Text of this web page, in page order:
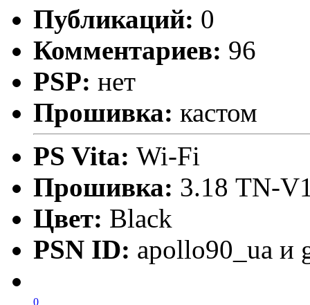
Публикаций: 0
Комментариев: 96
PSP: нет
Прошивка: кастом
PS Vita: Wi-Fi
Прошивка: 3.18 TN-
Цвет: Black
PSN ID: apollo90_ua и
0